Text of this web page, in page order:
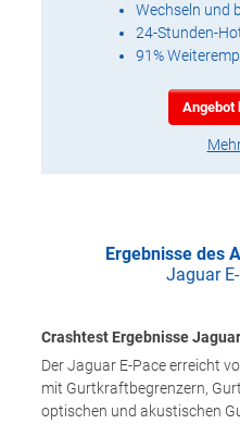
Wechseln und
24-Stunden-
91%
Angebot
Ergebnisse des
Jaguar
Crashtest Ergebnisse
Der Jaguar E-Pace erreicht
mit Gurtkraftbegrenzern,
optischen und akustischen